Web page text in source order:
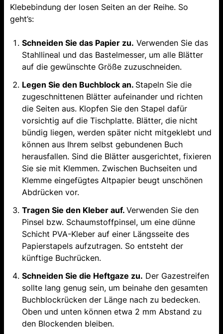
Klebebindung der losen Seiten an der Reihe. So
geht’s:
Schneiden Sie das Papier zu. Verwenden Sie das
Stahllineal und das Bastelmesser, um alle Blätter
auf die gewünschte Größe zuzuschneiden.
Legen Sie den Buchblock an. Stapeln Sie die
zugeschnittenen Blätter aufeinander und richten
die Seiten aus. Klopfen Sie den Stapel dafür
vorsichtig auf die Tischplatte. Blätter, die nicht
bündig liegen, werden später nicht mitgeklebt und
können aus Ihrem selbst gebundenen Buch
herausfallen. Sind die Blätter ausgerichtet, fixieren
Sie sie mit Klemmen. Zwischen Buchseiten und
Klemme eingefügtes Altpapier beugt unschönen
Abdrücken vor.
Tragen Sie den Kleber auf. Verwenden Sie den
Pinsel bzw. Schaumstoffpinsel, um eine dünne
Schicht PVA-Kleber auf einer Längsseite des
Papierstapels aufzutragen. So entsteht der
künftige Buchrücken.
Schneiden Sie die Heftgaze zu. Der Gazestreifen
sollte lang genug sein, um beinahe den gesamten
Buchblockrücken der Länge nach zu bedecken.
Oben und unten können etwa 2 mm Abstand zu
den Blockenden bleiben.